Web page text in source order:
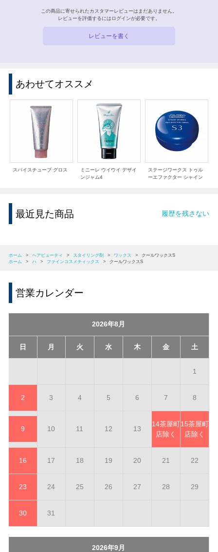
この商品に寄せられたカスタマーレビューはまだありません。
レビューを評価するには ログインが必要です。
レビューを書く
あわせてオススメ
スパイスチューブ グロス
ミニーレ ウイウイ デザイ
ンジャム4
ステージワークス トゥル
ーエファクター シャイン
最近見た商品 履歴を残さない
ホーム > ヘアビューティ > スタイリング剤 > ワックス >
クールワックスS
ホーム
> ハ > ファインコスメティックス > クールワックスS
営業カレンダー
2026年8月
日 月 火 水 木 金 土
1
2 3 4 5 6 7 8
9 10 11 12 13
14茶屋町
店除く
15茶屋町
店除く
16 17 18 19 20 21 22
23 24 25 26 27 28 29
30 31
2026年9月